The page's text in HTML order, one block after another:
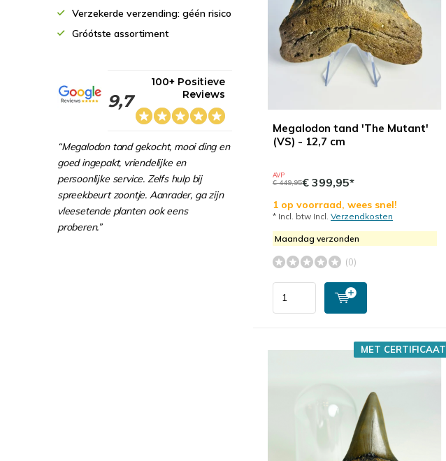
Megalodon tand 'The Mutant'
(VS) - 12,7 cm
AVP
€ 449,95€ 399,95*
1 op voorraad, wees snel!
* Incl. btw Incl. Verzendkosten
Maandag verzonden
(0)
MET CERTIFICAAT
Verzekerde verzending: géén risico
Gróótste assortiment
9,7
100+ Positieve
Reviews
“Megalodon tand gekocht, mooi ding en
goed ingepakt, vriendelijke en
persoonlijke service. Zelfs hulp bij
spreekbeurt zoontje. Aanrader, ga zijn
vleesetende planten ook eens
proberen.”